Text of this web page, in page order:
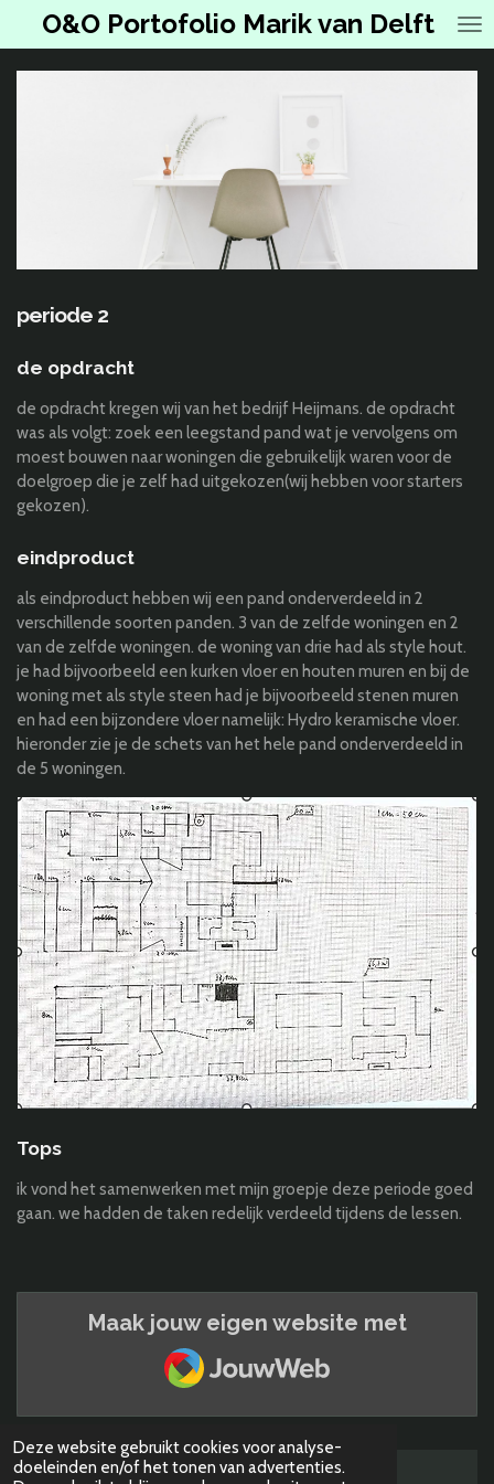
Deze website gebruikt cookies voor analyse-
doeleinden en/of het tonen van advertenties.
direct
naar
O&O Portofolio Marik van Delft
periode 2
de opdracht
de opdracht kregen wij van het bedrijf Heijmans. de opdracht
was als volgt: zoek een leegstand pand wat je vervolgens om
moest bouwen naar woningen die gebruikelijk waren voor de
doelgroep die je zelf had uitgekozen(wij hebben voor starters
gekozen).
eindproduct
als eindproduct hebben wij een pand onderverdeeld in 2
verschillende soorten panden. 3 van de zelfde woningen en 2
van de zelfde woningen. de woning van drie had als style hout.
je had bijvoorbeeld een kurken vloer en houten muren en bij de
woning met als style steen had je bijvoorbeeld stenen muren
en had een bijzondere vloer namelijk: Hydro keramische vloer.
hieronder zie je de schets van het hele pand onderverdeeld in
de 5 woningen.
Tops
ik vond het samenwerken met mijn groepje deze periode goed
gaan. we hadden de taken redelijk verdeeld tijdens de lessen.
Maak jouw eigen website met
JouwWeb